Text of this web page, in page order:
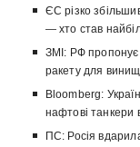
ЄС різко
— хто став
ЗМІ: РФ
ракету для
Bloomberg:
нафтові танкери
ПС: Росія